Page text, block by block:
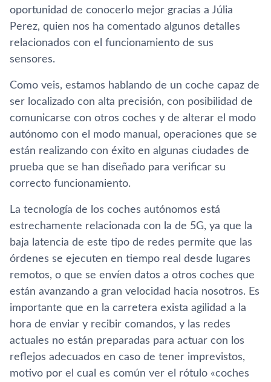
oportunidad de conocerlo mejor gracias a Júlia
Perez, quien nos ha comentado algunos detalles
relacionados con el funcionamiento de sus
sensores.
Como veis, estamos hablando de un coche capaz de
ser localizado con alta precisión, con posibilidad de
comunicarse con otros coches y de alterar el modo
autónomo con el modo manual, operaciones que se
están realizando con éxito en algunas ciudades de
prueba que se han diseñado para verificar su
correcto funcionamiento.
La tecnologí­a de los coches autónomos está
estrechamente relacionada con la de 5G, ya que la
baja latencia de este tipo de redes permite que las
órdenes se ejecuten en tiempo real desde lugares
remotos, o que se enví­en datos a otros coches que
están avanzando a gran velocidad hacia nosotros. Es
importante que en la carretera exista agilidad a la
hora de enviar y recibir comandos, y las redes
actuales no están preparadas para actuar con los
reflejos adecuados en caso de tener imprevistos,
motivo por el cual es común ver el rótulo «coches